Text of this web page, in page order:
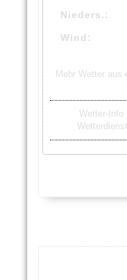
Nieders.:
Wind:
Mehr Wetter aus
Wetter-Info